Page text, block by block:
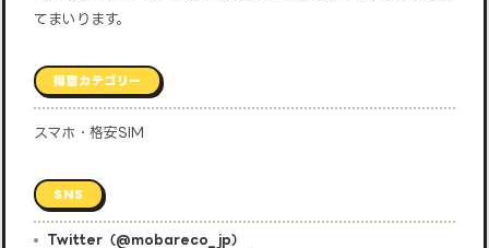
てまいります。
得意カテゴリー
スマホ・格安SIM
SNS
Twitter（@mobareco_jp）